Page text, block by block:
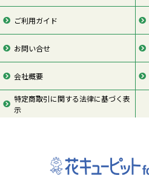
ご利用ガイド
お問い合せ
会社概要
特定商取引に関する法律に基づく表
示